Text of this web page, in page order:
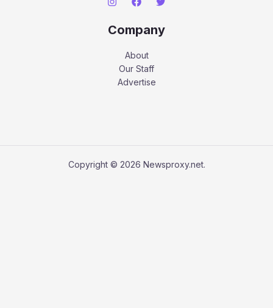
Company
About
Our Staff
Advertise
Copyright © 2026 Newsproxy.net.